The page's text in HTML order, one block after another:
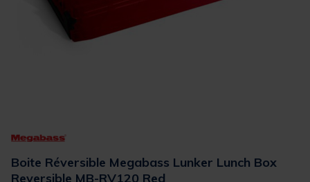
Boite Réversible Megabass Lunker Lunch Box
Reversible MB-RV120 Red